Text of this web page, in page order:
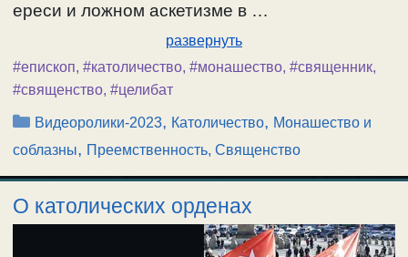
ереси и ложном аскетизме в …
развернуть
#епископ, #католичество, #монашество, #священник,
#священство, #целибат
Рубрики
Видеоролики-2023, Католичество, Монашество и
соблазны, Преемственность, Священство
О католических орденах